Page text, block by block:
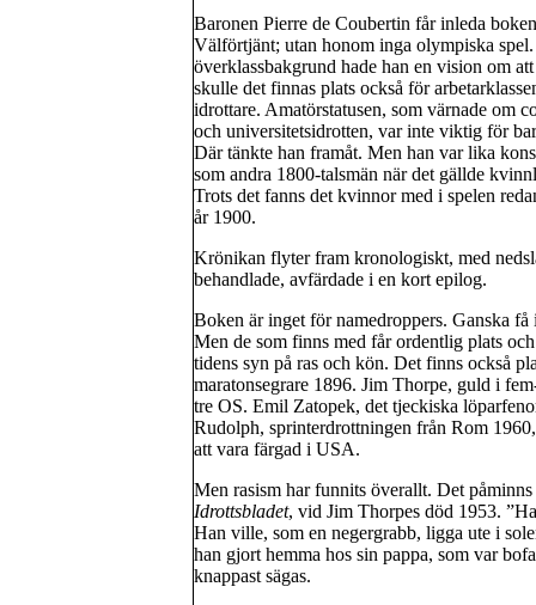
Baronen Pierre de Coubertin får inleda
Välförtjänt; utan honom inga olympiska
överklassbakgrund hade han en vision om
skulle det finnas plats också för
idrottare. Amatörstatusen, som värnade om
och universitetsidrotten, var inte viktig för
Där tänkte han framåt. Men han var lika
som andra 1800-talsmän när det gällde
Trots det fanns det kvinnor med i spelen
år 1900.
Krönikan flyter fram kronologiskt, med
behandlade, avfärdade i en kort epilog.
Boken är inget för namedroppers. Ganska
Men de som finns med får ordentlig plats
tidens syn på ras och kön. Det finns också
maratonsegrare 1896. Jim Thorpe, guld i
tre OS. Emil Zatopek, det tjeckiska
Rudolph, sprinterdrottningen från Rom
att vara färgad i USA.
Men rasism har funnits överallt. Det
Idrottsbladet, vid Jim Thorpes död 1953.
Han ville, som en negergrabb, ligga ute i
han gjort hemma hos sin pappa, som var
knappast sägas.